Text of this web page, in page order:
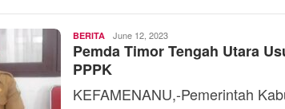
BERITA Ali
Kaba
June 12, 2023
Pemda Timor Tengah Utara
PPPK
KEFAMENANU,-Pemerintah